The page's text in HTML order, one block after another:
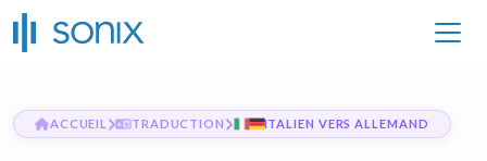
ACCUEIL TRADUCTION ITALIEN VERS ALLEMAND